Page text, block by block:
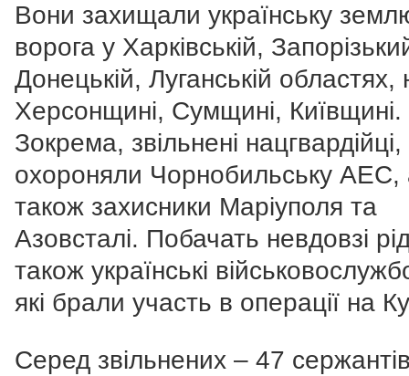
Вони захищали українську
ворога у Харківській,
Донецькій, Луганській областях,
Херсонщині, Сумщині, Київщині.
Зокрема, звільнені нацгвардійці,
охороняли Чорнобильську АЕС,
також захисники Маріуполя та
Азовсталі. Побачать невдовзі
також українські
які брали участь в операції на
Серед звільнених – 47